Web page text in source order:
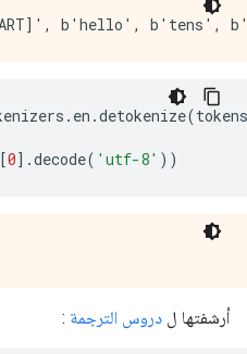
. en .detokenize(tokens
0].decode( 'utf-8' ))
أرشفتها ل دروس الترجمة :